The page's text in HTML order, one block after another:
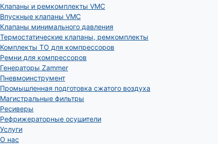
Клапаны и ремкомплекты VMC
Впускные клапаны VMC
Клапаны минимального давления
Термостатические клапаны, ремкомплекты
Комплекты ТО для компрессоров
Ремни для компрессоров
Генераторы Zammer
Пневмоинструмент
Промышленная подготовка сжатого воздуха
Магистральные фильтры
Ресиверы
Рефрижераторные осушители
Услуги
О нас